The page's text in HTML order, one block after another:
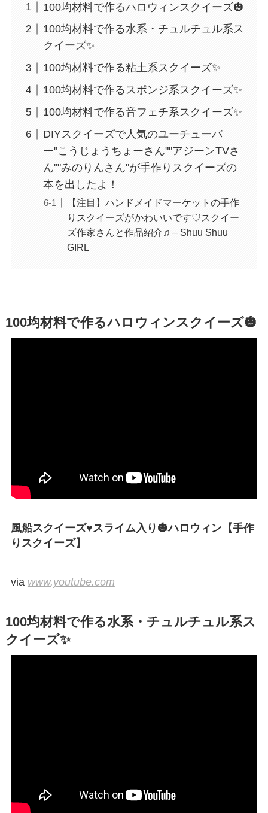
100均材料で作るハロウィンスクイーズ🎃
100均材料で作る水系・チュルチュル系ス
クイーズ✨
100均材料で作る粘土系スクイーズ✨
100均材料で作るスポンジ系スクイーズ✨
100均材料で作る音フェチ系スクイーズ✨
DIYスクイーズで人気のユーチューバ
ー"こうじょうちょーさん""アジーンTVさ
ん""みのりんさん"が手作りスクイーズの
本を出したよ！
【注目】ハンドメイドマーケットの手作
りスクイーズがかわいいです♡スクイー
ズ作家さんと作品紹介♫ – Shuu Shuu
GIRL
100均材料で作るハロウィンスクイーズ🎃
風船スクイーズ♥スライム入り🎃ハロウィン【手作
りスクイーズ】
via www.youtube.com
100均材料で作る水系・チュルチュル系ス
クイーズ✨